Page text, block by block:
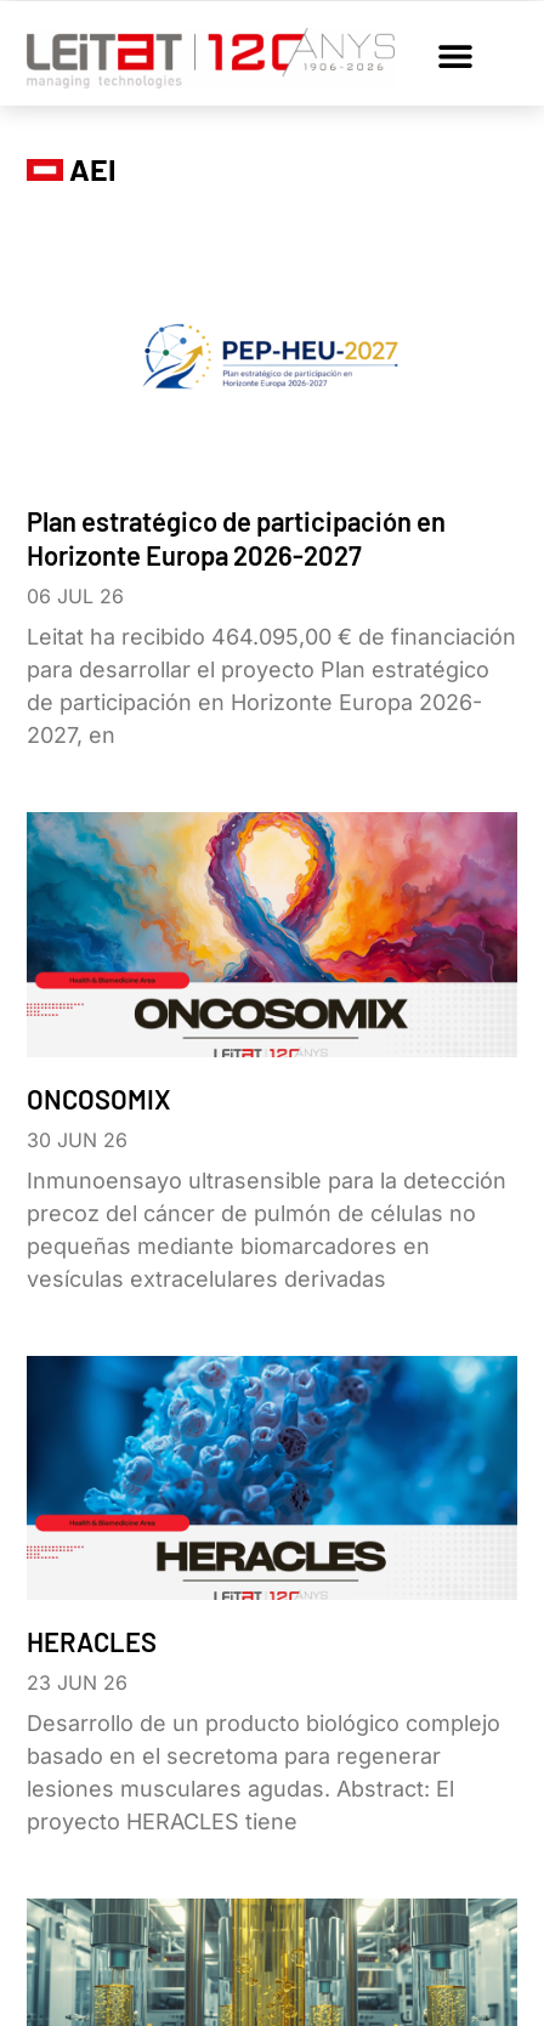
AEI
Plan estratégico de participación en
Horizonte Europa 2026-2027
06 JUL 26
Leitat ha recibido 464.095,00 € de financiación
para desarrollar el proyecto Plan estratégico
de participación en Horizonte Europa 2026-
2027, en
ONCOSOMIX
30 JUN 26
Inmunoensayo ultrasensible para la detección
precoz del cáncer de pulmón de células no
pequeñas mediante biomarcadores en
vesículas extracelulares derivadas
HERACLES
23 JUN 26
Desarrollo de un producto biológico complejo
basado en el secretoma para regenerar
lesiones musculares agudas. Abstract: El
proyecto HERACLES tiene